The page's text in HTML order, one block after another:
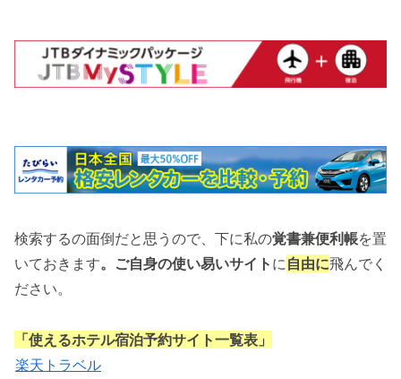
検索するの面倒だと思うので、下に私の覚書兼便利帳を置
いておきます。ご自身の使い易いサイト に自由に飛んでく
ださい。
「使えるホテル宿泊予約サイト一覧表」
楽天トラベル